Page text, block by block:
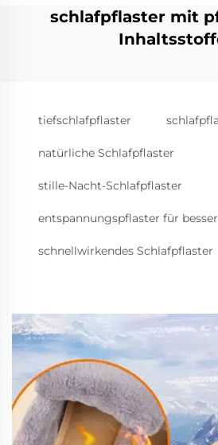
schlafpflaster mit
tiefschlafpflaster
natürliche Schlafpflaster
stille-Nacht-Schlafpflaster
entspannungspflaster für
schnellwirkendes Schlafpflaster